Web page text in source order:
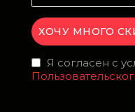
Я согласен с